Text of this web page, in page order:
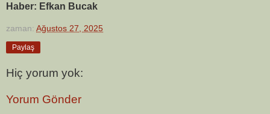
Haber: Efkan Bucak
zaman: Ağustos 27, 2025
Paylaş
Hiç yorum yok:
Yorum Gönder